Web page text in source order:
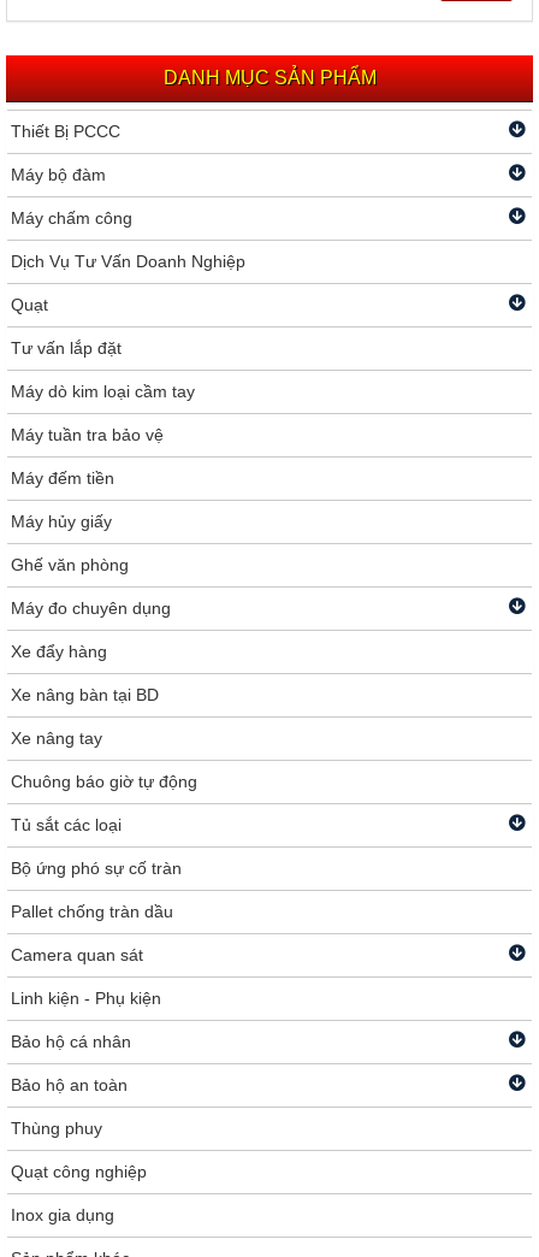
DANH MỤC SẢN PHẨM
Thiết Bị PCCC
Máy bộ đàm
Máy chấm công
Dịch Vụ Tư Vấn Doanh Nghiệp
Quạt
Tư vấn lắp đặt
Máy dò kim loại cầm tay
Máy tuần tra bảo vệ
Máy đếm tiền
Máy hủy giấy
Ghế văn phòng
Máy đo chuyên dụng
Xe đẩy hàng
Xe nâng bàn tại BD
Xe nâng tay
Chuông báo giờ tự động
Tủ sắt các loại
Bộ ứng phó sự cố tràn
Pallet chống tràn dầu
Camera quan sát
Linh kiện - Phụ kiện
Bảo hộ cá nhân
Bảo hộ an toàn
Thùng phuy
Quạt công nghiệp
Inox gia dụng